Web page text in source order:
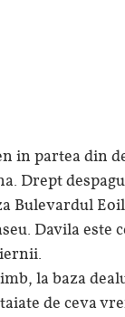
in partea din
Drept
Bulevardul
Davila este
la baza
de ceva